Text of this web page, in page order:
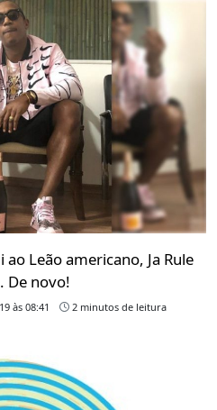
Leão americano, Ja Rule
De novo!
às 08:41 2 minutos de leitura